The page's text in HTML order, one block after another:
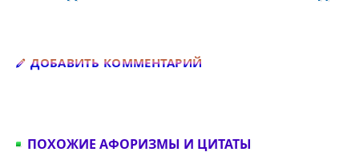
ДОБАВИТЬ КОММЕНТАРИЙ
ПОХОЖИЕ АФОРИЗМЫ И ЦИТАТЫ